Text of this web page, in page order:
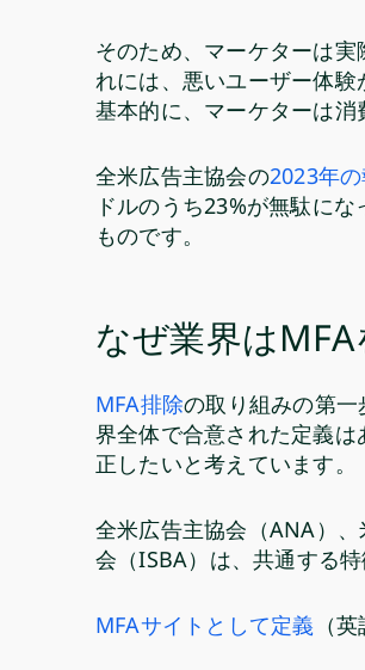
そのため、マーケターは
れには、悪いユーザー体験
基本的に、マーケターは
全米広告主協会の2023年の
ドルのうち23%が無駄に
ものです。
なぜ業界は
MFA排除の取り組みの第
界全体で合意された定義
正したいと考えています。
全米広告主協会（ANA）
会（ISBA）は、共通する
MFAサイトとして定義 （